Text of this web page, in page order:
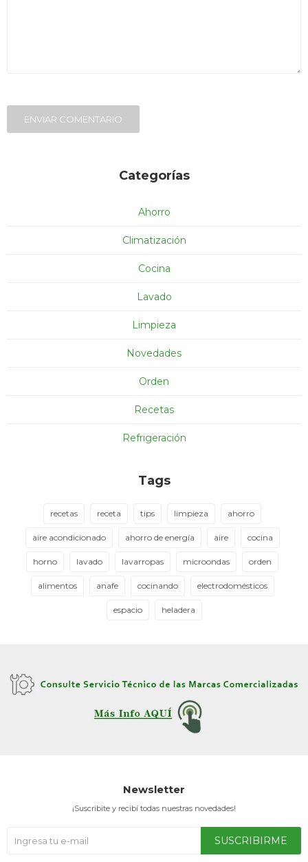
ENVIAR COMENTARIO
Categorías
Ahorro
Climatización
Cocina
Lavado
Limpieza
Novedades
Orden
Recetas
Refrigeración
Tags
recetas receta tips limpieza ahorro
aire acondicionado ahorro de energía aire cocina
horno lavado lavarropas microondas orden
alimentos anafe cocinando electrodomésticos
espacio heladera
Newsletter
¡Suscribite y recibí todas nuestras novedades!
SUSCRIBIRME